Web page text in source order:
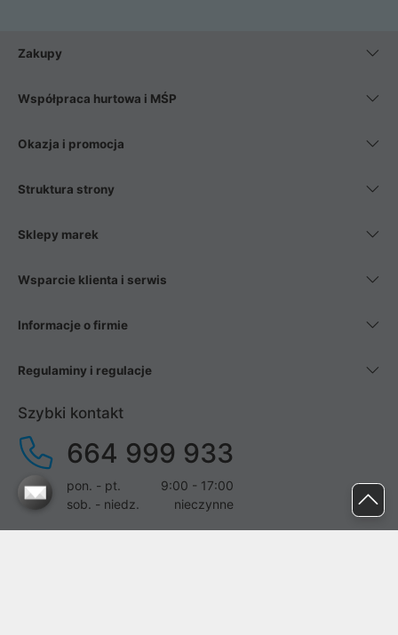
Zakupy
Współpraca hurtowa i MŚP
Okazja i promocja
Struktura strony
Sklepy marek
Wsparcie klienta i serwis
Informacje o firmie
Regulaminy i regulacje
Szybki kontakt
664 999 933
pon. - pt.
9:00 - 17:00
sob. - niedz.
nieczynne